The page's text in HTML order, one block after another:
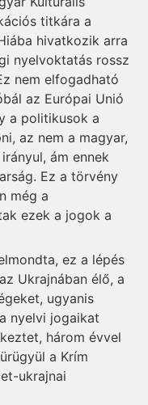
titkára a
hivatkozik arra
nyelvoktatás rossz
nem elfogadható
az Európai Unió
a politikusok a
az nem a magyar,
ám ennek
Ez a törvény
még a
ezek a jogok a
ez a lépés
Ukrajnában élő, a
ugyanis
nyelvi jogaikat
három évvel
a Krím
ukrajnai